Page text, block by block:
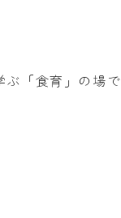
ぶ「食育」の場で